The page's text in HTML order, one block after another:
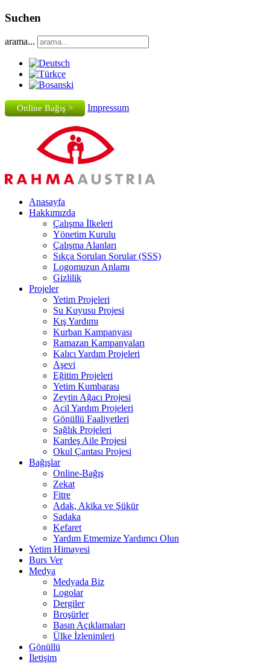
Suchen
arama...
Online Bağış > Impressum
Anasayfa
Hakkımızda
Çalışma İlkeleri
Yönetim Kurulu
Çalışma Alanları
Sıkça Sorulan Sorular (SSS)
Logomuzun Anlamı
Gizlilik
Projeler
Yetim Projeleri
Su Kuyusu Projesi
Kış Yardımı
Kurban Kampanyası
Ramazan Kampanyaları
Kalıcı Yardım Projeleri
Aşevi
Eğitim Projeleri
Yetim Kumbarası
Zeytin Ağacı Projesi
Acil Yardım Projeleri
Gönüllü Faaliyetleri
Sağlık Projeleri
Kardeş Aile Projesi
Okul Çantası Projesi
Bağışlar
Online-Bağış
Zekat
Fitre
Adak, Akika ve Şükür
Sadaka
Kefaret
Yardım Etmemize Yardımcı Olun
Yetim Himayesi
Burs Ver
Medya
Medyada Biz
Logolar
Dergiler
Broşürler
Basın Açıklamaları
Ülke İzlenimleri
Gönüllü
İletişim